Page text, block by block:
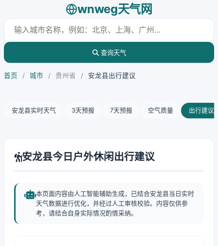
wnweg天气网
查询天气
首页 / 城市 / 贵州省 / 安龙县出行建议
安龙县实时天气 3天预报 7天预报 空气质量 出行建议
安龙县今日户外休闲出行建议
本页面内容由人工智能辅助生成，已结合安龙县当日实时
天气数据进行优化，并经过人工审核校验。内容仅供参
考，请结合自身实际情况酌情采纳。